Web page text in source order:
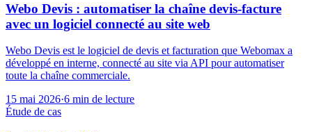
Webo Devis : automatiser la chaîne devis-facture
avec un logiciel connecté au site web
Webo Devis est le logiciel de devis et facturation que Webomax a
développé en interne, connecté au site via API pour automatiser
toute la chaîne commerciale.
15 mai 2026·6 min de lecture
Étude de cas